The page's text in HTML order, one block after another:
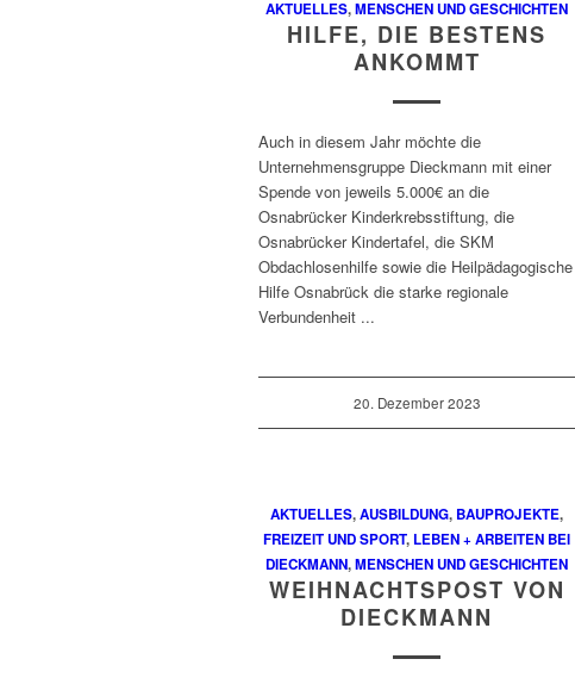
AKTUELLES,MENSCHEN UND GESCHICHTEN
HILFE, DIE BESTENS
ANKOMMT
Auch in diesem Jahr möchte die
Unternehmensgruppe Dieckmann mit einer
Spende von jeweils 5.000€ an die
Osnabrücker Kinderkrebsstiftung, die
Osnabrücker Kindertafel, die SKM
Obdachlosenhilfe sowie die Heilpädagogische
Hilfe Osnabrück die starke regionale
Verbundenheit ...
20. Dezember 2023
AKTUELLES,AUSBILDUNG, BAUPROJEKTE,
FREIZEIT UND SPORT, LEBEN + ARBEITEN BEI
DIECKMANN,MENSCHEN UND GESCHICHTEN
WEIHNACHTSPOST VON
DIECKMANN